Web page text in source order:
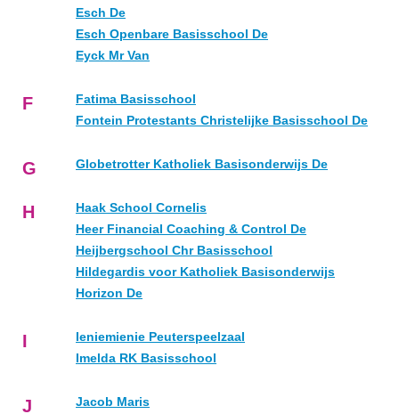
Esch De
Esch Openbare Basisschool De
Eyck Mr Van
F
Fatima Basisschool
Fontein Protestants Christelijke Basisschool De
G Globetrotter Katholiek Basisonderwijs De
H
Haak School Cornelis
Heer Financial Coaching & Control De
Heijbergschool Chr Basisschool
Hildegardis voor Katholiek Basisonderwijs
Horizon De
I
Ieniemienie Peuterspeelzaal
Imelda RK Basisschool
J
Jacob Maris